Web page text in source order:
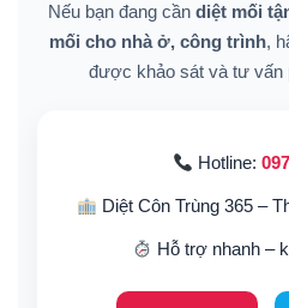
Nếu bạn đang cần diệt mối
mối cho nhà ở, công trình,
được khảo sát và tư vấn
Hotline:
Diệt Côn Trùng 365 –
Hỗ trợ nhanh –